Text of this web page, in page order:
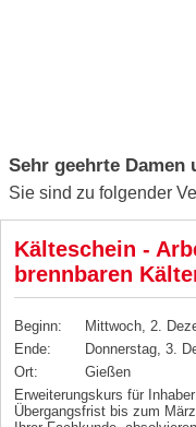
Sehr geehrte Damen
Sie sind zu folgender
Kälteschein -
brennbaren
Beginn:
Mittwoch, 2.
Ende:
Donnerstag, 3.
Ort:
Gießen
Erweiterungskurs für
Übergangsfrist bis zum